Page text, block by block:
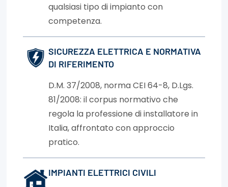
qualsiasi tipo di impianto con
competenza.
SICUREZZA ELETTRICA E NORMATIVA
DI RIFERIMENTO
D.M. 37/2008, norma CEI 64-8, D.Lgs.
81/2008: il corpus normativo che
regola la professione di installatore in
Italia, affrontato con approccio
pratico.
IMPIANTI ELETTRICI CIVILI